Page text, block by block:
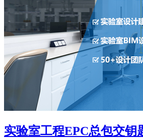
实验室工程EPC总包交钥